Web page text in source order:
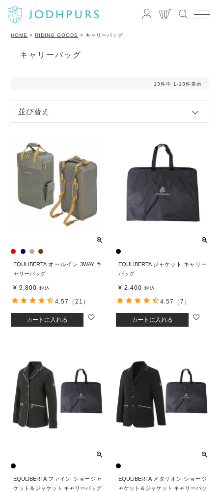
HOME RIDING GOODS キャリーバッグ
キャリーバッグ
並び替え
13件中 1 -13件表示
EQULIBERTA オールイン 3WAY キ
ャリーバッグ
¥ 9,800 税込
カートに入れる
4.57 （21）
EQULIBERTA ジャケット キャリー
バッグ
¥ 2,400 税込
カートに入れる
4.57 （7）
EQULIBERTA ファイン ショージャ
ケット＆ジャケット キャリーバッグ
EQULIBERTA メタリオン ショージ
ャケット＆ジャケット キャリーバッ